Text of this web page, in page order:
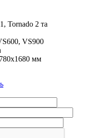
Tornado 2 та
VS900
мм